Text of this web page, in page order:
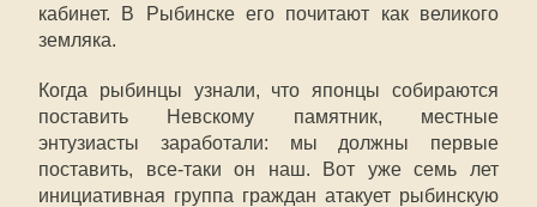
кабинет. В Рыбинске его почитают как великого
земляка.
Когда рыбинцы узнали, что японцы собираются
поставить Невскому памятник, местные
энтузиасты заработали: мы должны первые
поставить, все-таки он наш. Вот уже семь лет
инициативная группа граждан атакует рыбинскую